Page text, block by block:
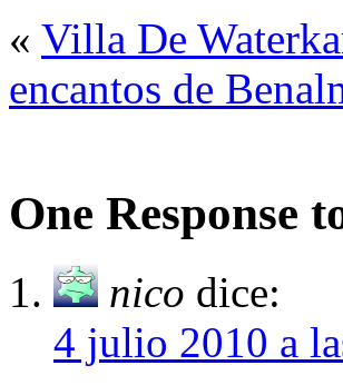
« Villa De
encantos de
One Response
nico dice:
4 julio 2010 a